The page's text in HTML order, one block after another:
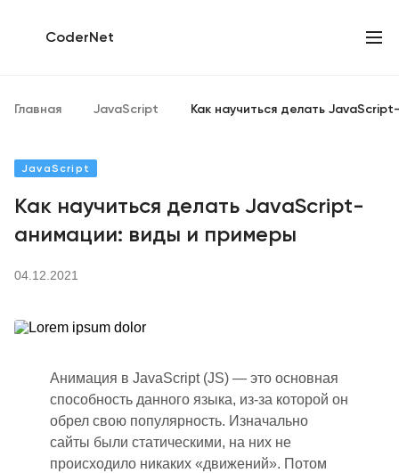
CoderNet
Главная JavaScript Как научиться делать
JavaScript
Как научиться делать JavaScript-
анимации: виды и примеры
04.12.2021
Анимация в JavaScript (JS) — это основная
способность данного языка, из-за которой он
обрел свою популярность. Изначально
сайты были статическими, на них не
происходило никаких «движений». Потом